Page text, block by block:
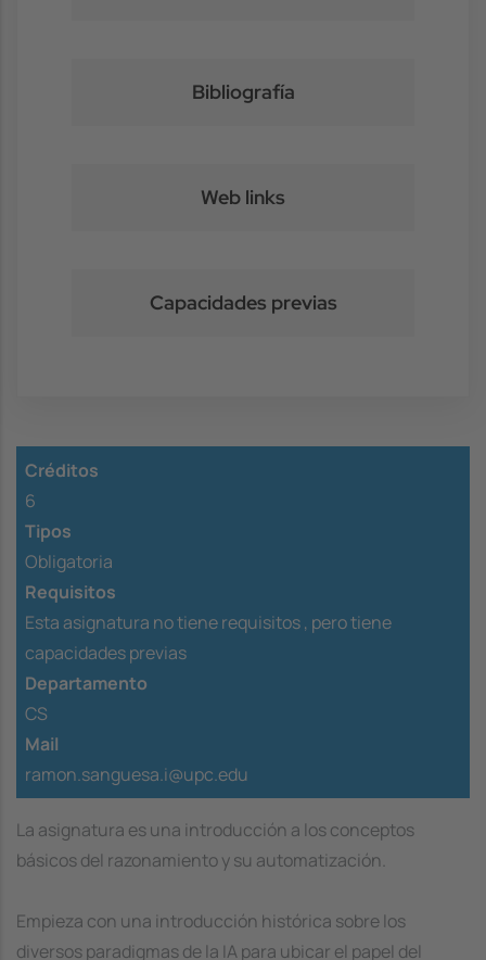
Bibliografía
Web links
Capacidades previas
Créditos
6
Tipos
Obligatoria
Requisitos
Esta asignatura no tiene requisitos , pero tiene
capacidades previas
Departamento
CS
Mail
ramon.sanguesa.i@upc.edu
La asignatura es una introducción a los conceptos
básicos del razonamiento y su automatización.
Empieza con una introducción histórica sobre los
diversos paradigmas de la IA para ubicar el papel del